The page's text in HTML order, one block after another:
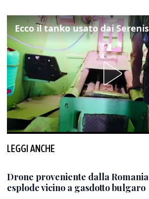
LEGGI ANCHE
Drone proveniente dalla Romania
esplode vicino a gasdotto bulgaro